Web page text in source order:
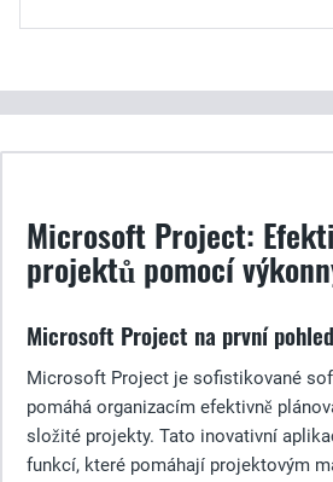
Microsoft Project:
projektů pomocí
Microsoft Project na první pohled
Microsoft Project je sofistikované
pomáhá organizacím efektivně
složité projekty. Tato inovativní
funkcí, které pomáhají projektovým